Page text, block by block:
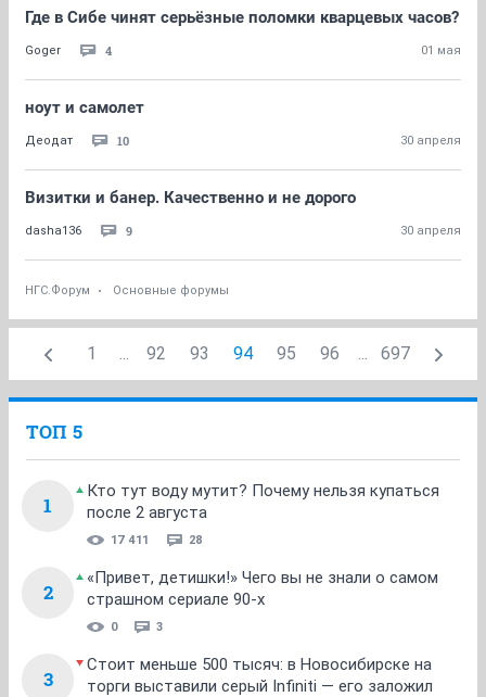
Где в Сибе чинят серьёзные поломки кварцевых часов?
Goger 4 01 мая
ноут и самолет
Деодат 10 30 апреля
Визитки и банер. Качественно и не дорого
dasha136 9 30 апреля
НГС.Форум Основные форумы
1 ... 92 93 94 95 96 ... 697
ТОП 5
1
Кто тут воду мутит? Почему нельзя купаться
после 2 августа
17 411 28
2
«Привет, детишки!» Чего вы не знали о самом
страшном сериале 90-х
0 3
3
Стоит меньше 500 тысяч: в Новосибирске на
торги выставили серый Infiniti — его заложил